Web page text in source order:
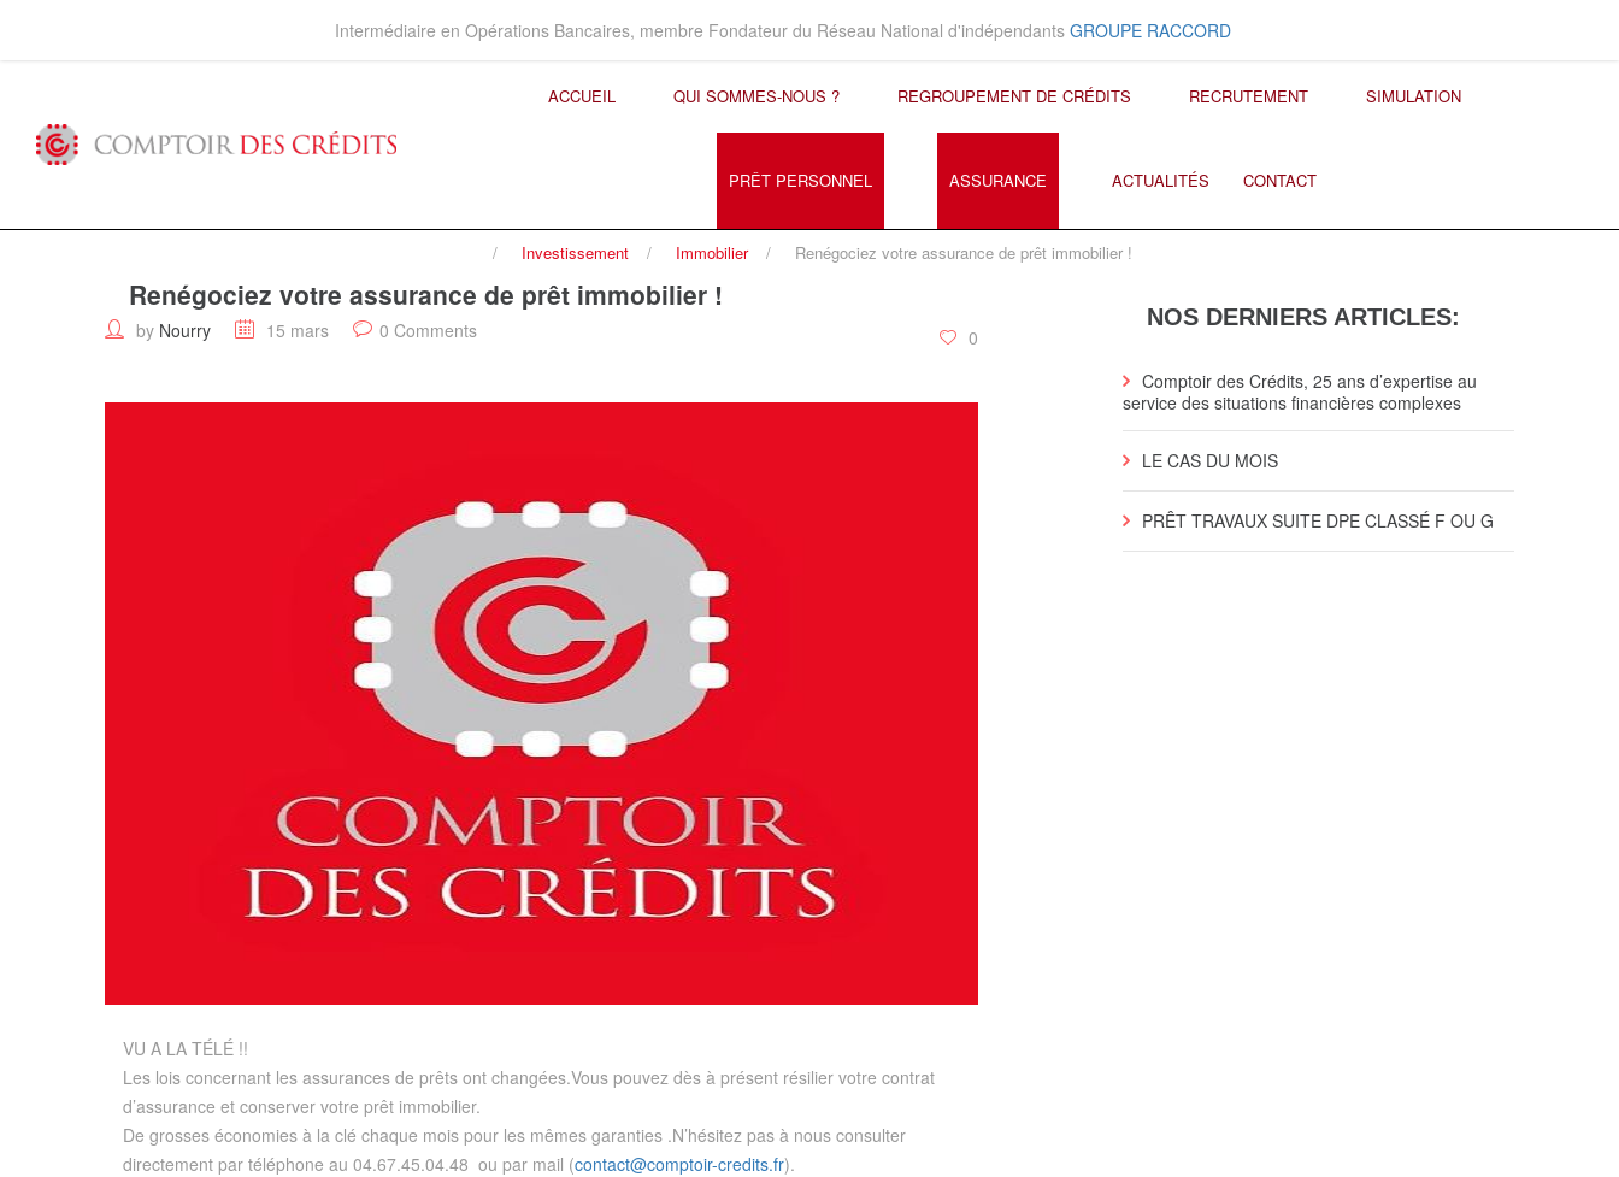
Intermédiaire en Opérations Bancaires, membre Fondateur du Réseau National d'indépendants GROUPE RACCORD
ACCUEIL QUI SOMMES-NOUS ? REGROUPEMENT DE CRÉDITS RECRUTEMENT SIMULATION
PRÊT PERSONNEL ASSURANCE ACTUALITÉS CONTACT
Investissement Immobilier Renégociez votre assurance de prêt immobilier !
Renégociez votre assurance de prêt immobilier !
by Nourry 15 mars 0 Comments 0
VU A LA TÉLÉ !!
Les lois concernant les assurances de prêts ont changées.Vous pouvez dès à présent résilier votre contrat
d’assurance et conserver votre prêt immobilier.
De grosses économies à la clé chaque mois pour les mêmes garanties .N’hésitez pas à nous consulter
directement par téléphone au 04.67.45.04.48 ou par mail (contact@comptoir-credits.fr).
NOS DERNIERS ARTICLES:
Comptoir des Crédits, 25 ans d’expertise au
service des situations financières complexes
LE CAS DU MOIS
PRÊT TRAVAUX SUITE DPE CLASSÉ F OU G